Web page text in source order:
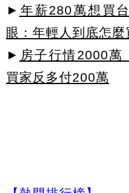
► 年薪280萬想買
眼：年輕人到底怎麼
► 房子行情2000萬
買家反多付200萬